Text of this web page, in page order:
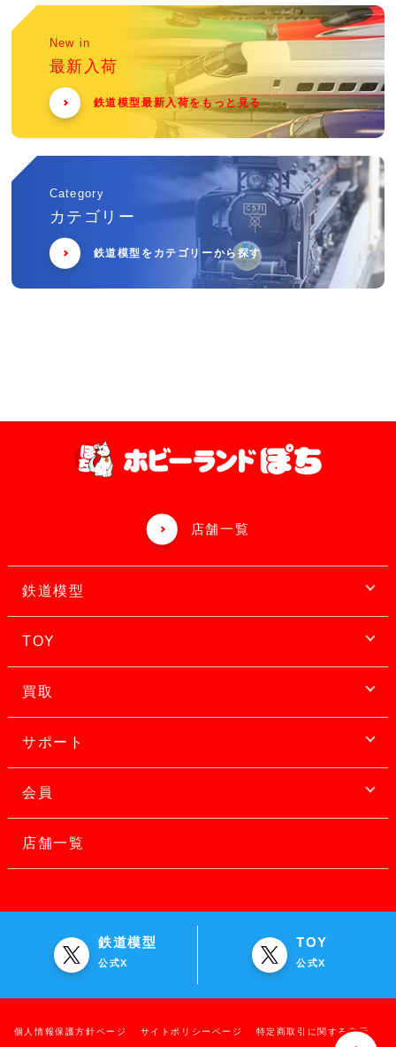
New in
最新入荷
鉄道模型最新入荷をもっと見る
Category
カテゴリー
鉄道模型をカテゴリーから探す
店舗一覧
鉄道模型
TOY
買取
サポート
会員
店舗一覧
鉄道模型
公式X
TOY
公式X
個人情報保護方針ページ サイトポリシーページ 特定商取引に関する表示